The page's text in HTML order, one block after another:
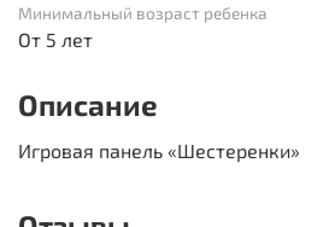
Минимальный возраст ребенка
От 5 лет
Описание
Игровая панель «Шестеренки»